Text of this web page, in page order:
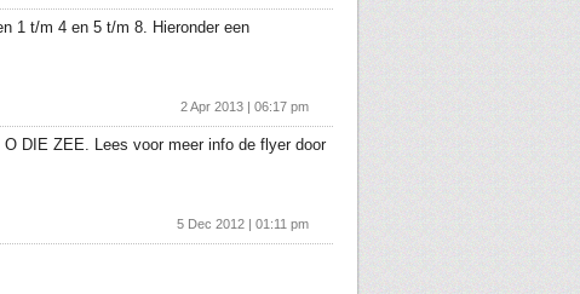
1 t/m 4 en 5 t/m 8. Hieronder een
2 Apr 2013 | 06:17 pm
DIE ZEE. Lees voor meer info de flyer door
5 Dec 2012 | 01:11 pm